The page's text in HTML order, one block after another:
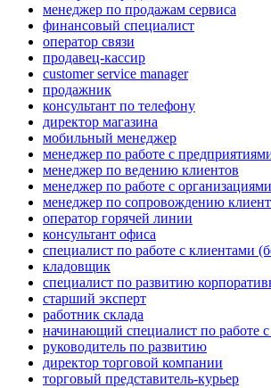
менеджер по продажам сервиса
финансовый специалист
оператор связи
продавец-кассир
customer service manager
продажник
консультант по телефону
директор магазина
мобильный менеджер
менеджер по работе с
менеджер по ведению клиентов
менеджер по работе с организациями
менеджер по сопровождению
оператор горячей линии
консультант офиса
специалист по работе с клиентами
кладовщик
специалист по развитию
старший эксперт
работник склада
начинающий специалист по работе
руководитель по развитию
директор торговой компании
торговый представитель-курьер